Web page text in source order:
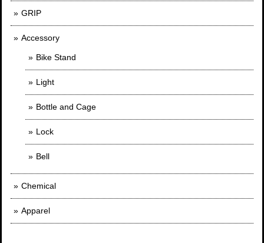
GRIP
Accessory
Bike Stand
Light
Bottle and Cage
Lock
Bell
Chemical
Apparel